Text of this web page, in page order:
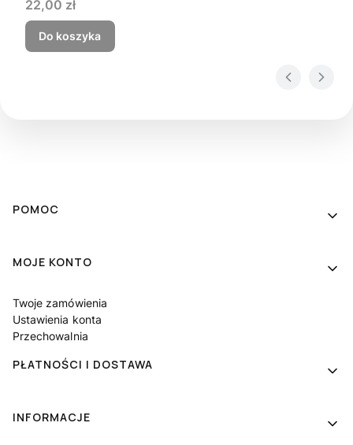
Cena
22,00 zł
Do koszyka
Linki w stopce
POMOC
MOJE KONTO
Twoje zamówienia
Ustawienia konta
Przechowalnia
PŁATNOŚCI I DOSTAWA
INFORMACJE